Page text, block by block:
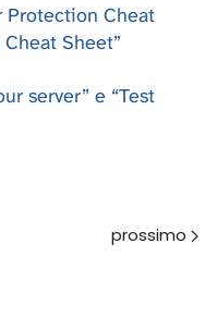
Protection Cheat
Sheet”
server” e “Test